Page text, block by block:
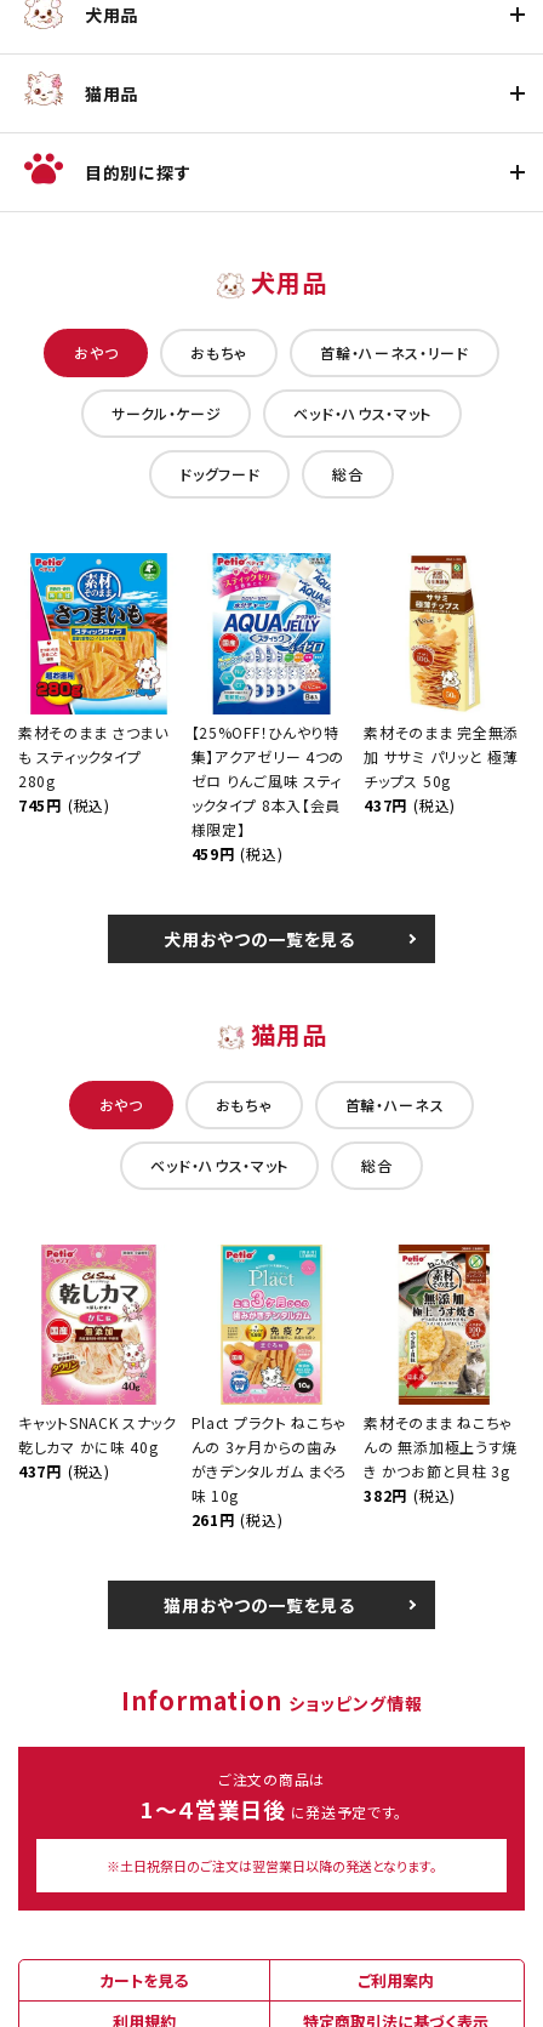
犬用品
猫用品
目的別に探す
犬用品
おやつ おもちゃ 首輪・ハーネス・リード
サークル・ケージ ベッド・ハウス・マット
ドッグフード 総合
素材そのまま さつまい
も スティックタイプ
280g
745円 (税込)
【25%OFF！ひんやり特
集】アクアゼリー 4つの
ゼロ りんご風味 スティ
ックタイプ 8本入【会員
様限定】
459円 (税込)
素材そのまま 完全無添
加 ササミ パリッと 極薄
チップス 50g
437円 (税込)
犬用おやつの一覧を見る
猫用品
おやつ おもちゃ 首輪・ハーネス
ベッド・ハウス・マット 総合
キャットSNACK スナック
乾しカマ かに味 40g
437円 (税込)
Plact プラクト ねこちゃ
んの 3ヶ月からの歯み
がきデンタルガム まぐろ
味 10g
261円 (税込)
素材そのまま ねこちゃ
んの 無添加極上うす焼
き かつお節と貝柱 3g
382円 (税込)
猫用おやつの一覧を見る
Information ショッピング情報
ご注文の商品は
1～４営業日後 に発送予定です。
※土日祝祭日のご注文は翌営業日以降の発送となります。
カートを見る
ご利用案内
利用規約
特定商取引法に基づく表示